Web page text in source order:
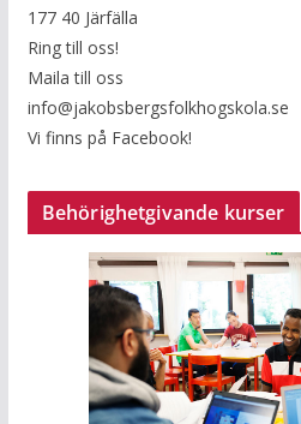
177 40 Järfälla
Ring till oss!
Maila till oss
info@jakobsbergsfolkhogskola.se
Vi finns på Facebook!
Behörighetgivande kurser